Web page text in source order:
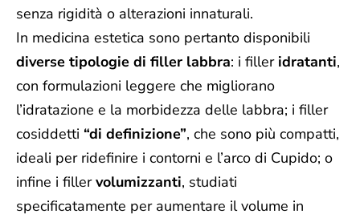
senza rigidità o alterazioni innaturali.
In medicina estetica sono pertanto disponibili
diverse tipologie di filler labbra: i filler idratanti,
con formulazioni leggere che migliorano
l’idratazione e la morbidezza delle labbra; i filler
cosiddetti “di definizione”, che sono più compatti,
ideali per ridefinire i contorni e l’arco di Cupido; o
infine i fillervolumizzanti, studiati
specificatamente per aumentare il volume in